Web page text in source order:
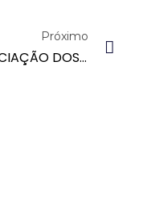
Próximo
ASSOCIAÇÃO DOS POLICIAIS PENAIS DA PARAÍBA REAVALIA POSTURA APÓS REUNIÃO COM O GOVERNO PARA TRATAR DA IMPLANTAÇÃO TOTAL DO PCCR DA CATEGORIA